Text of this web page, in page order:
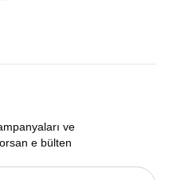
ve
e bülten